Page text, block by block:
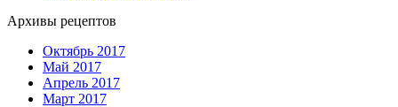
Архивы рецептов
Октябрь 2017
Май 2017
Апрель 2017
Март 2017